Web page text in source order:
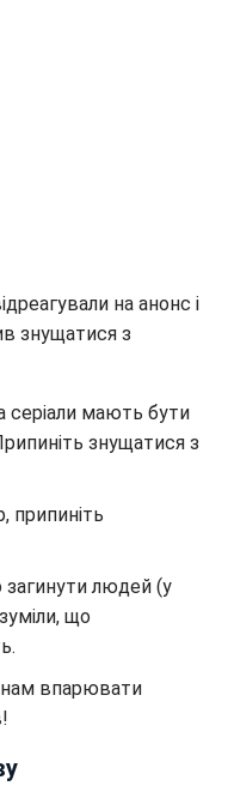
на анонс і
знущатися з
серіали мають бути
знущатися з
припиніть
загинути людей (у
що
нам впарювати